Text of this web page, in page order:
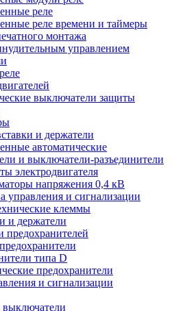
реле
реле времени и таймеры
монтажа
управлением
выключатели защиты
и держатели
автоматические
и выключатели-разъединители
электродвигателя
напряжения 0,4 кВ
управления и сигнализации
клеммы
и держатели
предохранителей
типа D
предохранители
и сигнализации